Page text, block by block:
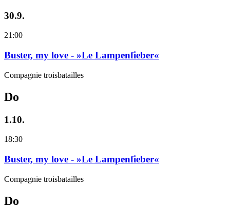
30.9.
21:00
Buster, my love - »Le Lampenfieber«
Compagnie troisbatailles
Do
1.10.
18:30
Buster, my love - »Le Lampenfieber«
Compagnie troisbatailles
Do